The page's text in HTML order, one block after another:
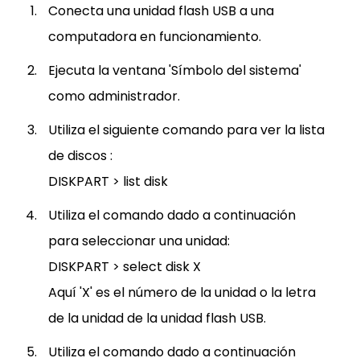
Conecta una unidad flash USB a una
computadora en funcionamiento.
Ejecuta la ventana 'Símbolo del sistema'
como administrador.
Utiliza el siguiente comando para ver la lista
de discos :
DISKPART > list disk
Utiliza el comando dado a continuación
para seleccionar una unidad:
DISKPART > select disk X
Aquí 'X' es el número de la unidad o la letra
de la unidad de la unidad flash USB.
Utiliza el comando dado a continuación